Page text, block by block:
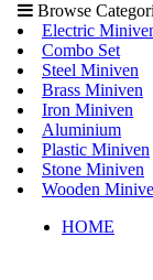
Browse
Electric
Combo Set
Steel Miniven
Brass Miniven
Iron Miniven
Aluminium
Plastic Miniven
Stone Miniven
Wooden
HOME